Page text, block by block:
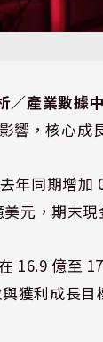
產業數據中
響，核心成
年同期增加
元，期末
16.9 億至
獲利成長